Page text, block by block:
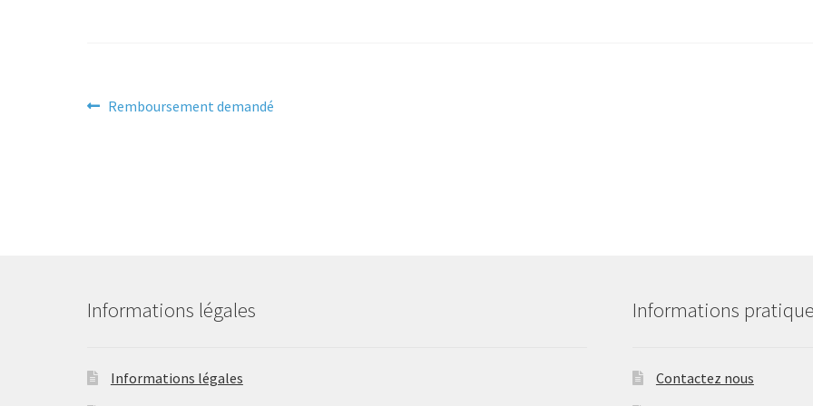
Navigation
Article
Remboursement demandé
Informations légales
Informations légales
Informations
Contactez nous